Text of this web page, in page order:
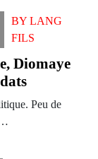
BYLANG
FILS
Diomaye
Peu de